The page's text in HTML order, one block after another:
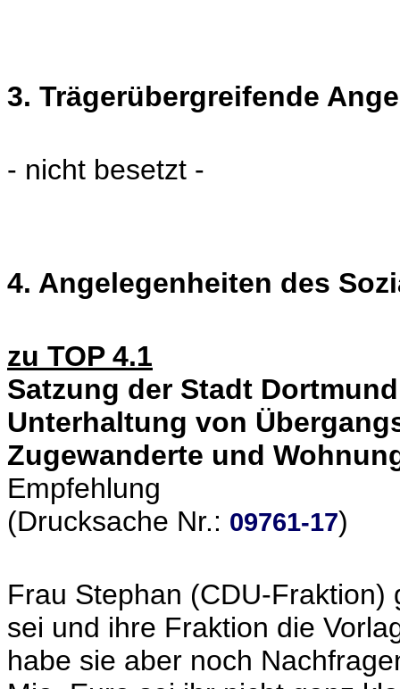
3. Trägerübergreifende
- nicht besetzt -
4. Angelegenheiten des
zu TOP 4.1
Satzung der Stadt
Unterhaltung von
Zugewanderte und
Empfehlung
(Drucksache Nr.: 09761-17)
Frau Stephan (CDU-
sei und ihre Fraktion die
habe sie aber noch